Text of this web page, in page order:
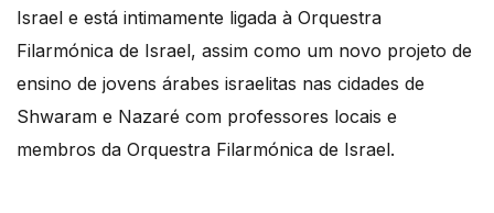
Israel e está intimamente ligada à Orquestra
Filarmónica de Israel, assim como um novo projeto de
ensino de jovens árabes israelitas nas cidades de
Shwaram e Nazaré com professores locais e
membros da Orquestra Filarmónica de Israel.